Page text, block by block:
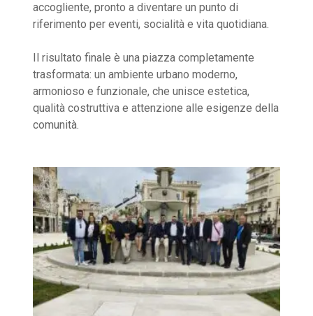
accogliente, pronto a diventare un punto di
riferimento per eventi, socialità e vita quotidiana.
Il risultato finale è una piazza completamente
trasformata: un ambiente urbano moderno,
armonioso e funzionale, che unisce estetica,
qualità costruttiva e attenzione alle esigenze della
comunità.